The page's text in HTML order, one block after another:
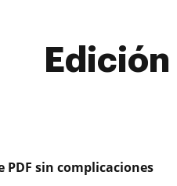
PDF sin complicaciones